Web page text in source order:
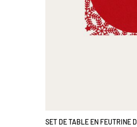
SET DE TABLE EN FEUTRINE